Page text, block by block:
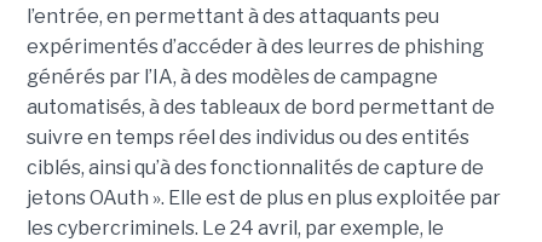
l’entrée, en permettant à des attaquants peu
expérimentés d’accéder à des leurres de phishing
générés par l’IA, à des modèles de campagne
automatisés, à des tableaux de bord permettant de
suivre en temps réel des individus ou des entités
ciblés, ainsi qu’à des fonctionnalités de capture de
jetons OAuth ». Elle est de plus en plus exploitée par
les cybercriminels. Le 24 avril, par exemple, le